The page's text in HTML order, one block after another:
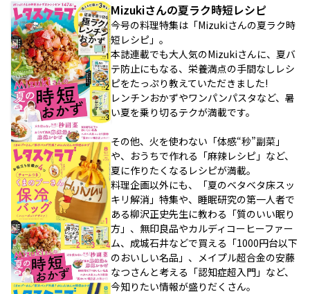
Mizukiさんの夏ラク時短レシピ
今号の料理特集は「Mizukiさんの夏ラク時
短レシピ」。
本誌連載でも大人気のMizukiさんに、夏バ
テ防止にもなる、栄養満点の手間なしレシ
ピをたっぷり教えていただきました!
レンチンおかずやワンパンパスタなど、暑
い夏を乗り切るテクが満載です。
その他、火を使わない「体感“秒”副菜」
や、おうちで作れる「麻辣レシピ」など、
夏に作りたくなるレシピが満載。
料理企画以外にも、「夏のベタベタ床スッ
キリ解消」特集や、睡眠研究の第一人者で
ある柳沢正史先生に教わる「質のいい眠り
方」、無印良品やカルディコーヒーファー
ム、成城石井などで買える「1000円台以下
のおいしい名品」、メイプル超合金の安藤
なつさんと考える「認知症超入門」など、
今知りたい情報が盛りだくさん。